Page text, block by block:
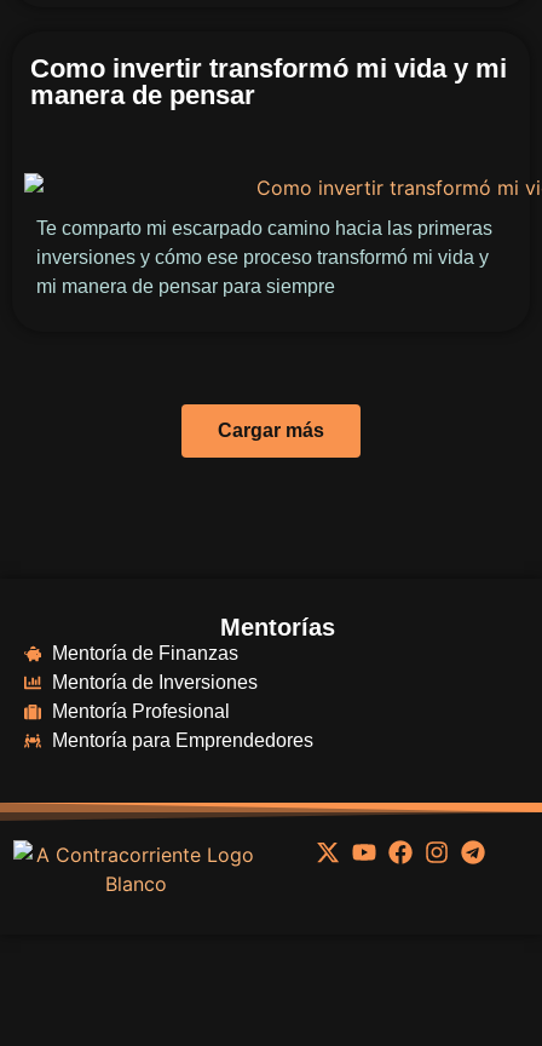
Como invertir transformó mi vida y mi
manera de pensar
Te comparto mi escarpado camino hacia las primeras
inversiones y cómo ese proceso transformó mi vida y
mi manera de pensar para siempre
Cargar más
Mentorías
Mentoría de Finanzas
Mentoría de Inversiones
Mentoría Profesional
Mentoría para Emprendedores